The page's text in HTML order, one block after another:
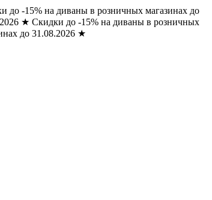
до -15% на диваны в розничных магазинах до
★ Скидки до -15% на диваны в розничных
до 31.08.2026 ★